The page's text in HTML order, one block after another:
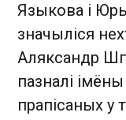
Языкова і
значыліся
Аляксандр
пазналі
прапісаных у